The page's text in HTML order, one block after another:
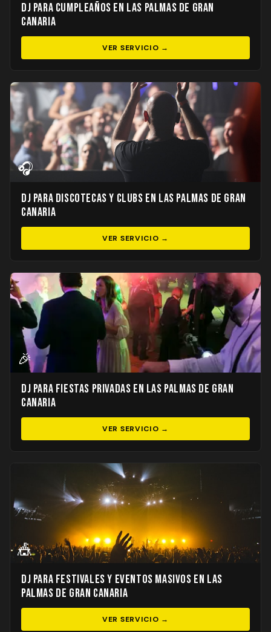
DJ para Cumpleaños en Las Palmas de Gran
Canaria
VER SERVICIO →
🎧
DJ para Discotecas y Clubs en Las Palmas de Gran
Canaria
VER SERVICIO →
🎉
DJ para Fiestas Privadas en Las Palmas de Gran
Canaria
VER SERVICIO →
🎪
DJ para Festivales y Eventos Masivos en Las
Palmas de Gran Canaria
VER SERVICIO →